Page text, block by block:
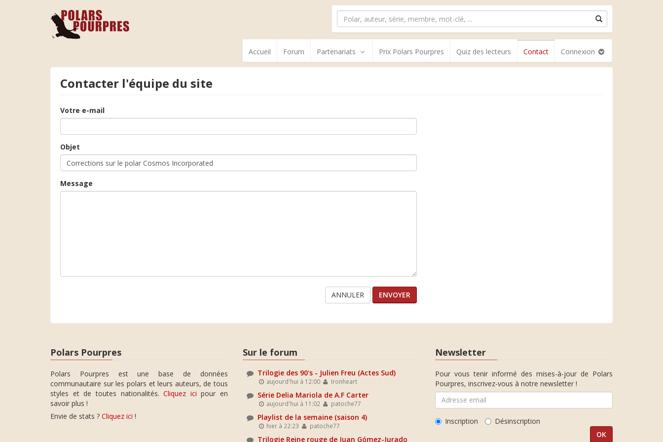
Accueil Forum Partenariats Prix Polars Pourpres Quiz des lecteurs Contact Connexion
Contacter l'équipe du site
Votre e-mail
Objet
Message
ANNULER
Polars Pourpres
Polars Pourpres est une base de données
communautaire sur les polars et leurs auteurs, de tous
styles et de toutes nationalités.Cliquez ici pour en
savoir plus !
Envie de stats ? Cliquez ici !
Sur le forum
Trilogie des 90's - Julien Freu (Actes Sud)
aujourd'hui à 12:00 Ironheart
Série Delia Mariola de A.F Carter
aujourd'hui à 11:02 patoche77
Playlist de la semaine (saison 4)
hier à 22:23 patoche77
Trilogie Reine rouge de Juan Gómez-Jurado
Newsletter
Pour vous tenir informé des mises-à-jour de Polars
Pourpres, inscrivez-vous à notre newsletter !
Inscription Désinscription